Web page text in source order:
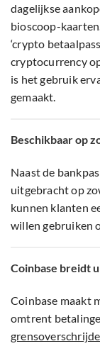
dagelijkse
bioscoop-
‘crypto
cryptocurrency
is het gebruik
gemaakt.
Beschikbaar op
Naast de
uitgebracht op
kunnen klanten
willen gebruiken
Coinbase breidt
Coinbase maakt
omtrent